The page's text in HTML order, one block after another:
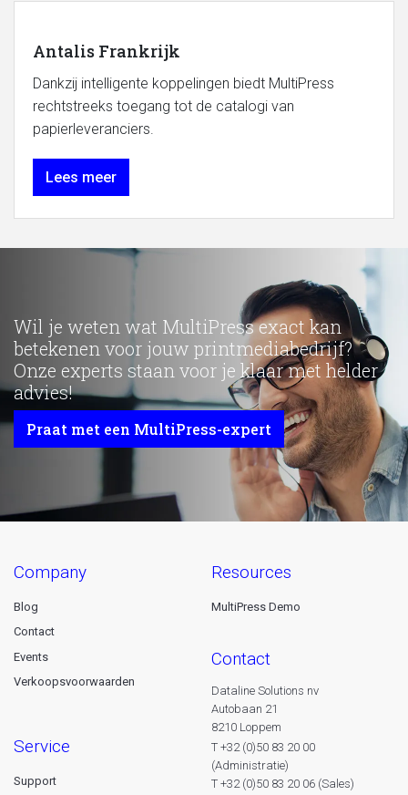
Antalis Frankrijk
Dankzij intelligente koppelingen biedt MultiPress
rechtstreeks toegang tot de catalogi van
papierleveranciers.
Lees meer
Wil je weten wat MultiPress exact kan
betekenen voor jouw printmediabedrijf?
Onze experts staan voor je klaar met helder
advies!
Praat met een MultiPress-expert
company
Blog
Contact
Events
Verkoopsvoorwaarden
service
Support
resources
MultiPress Demo
contact
Dataline Solutions nv
Autobaan 21
8210 Loppem
T +32 (0)50 83 20 00
(Administratie)
T +32 (0)50 83 20 06 (Sales)